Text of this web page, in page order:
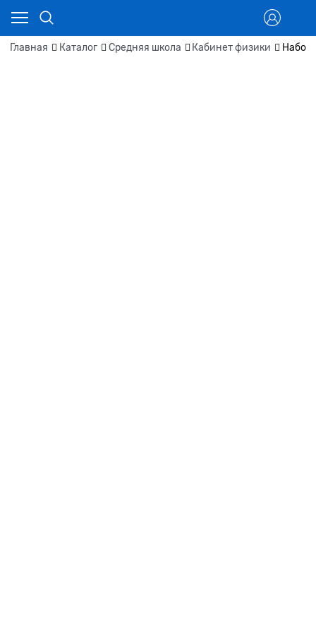
Главная Каталог Средняя школа Кабинет физики